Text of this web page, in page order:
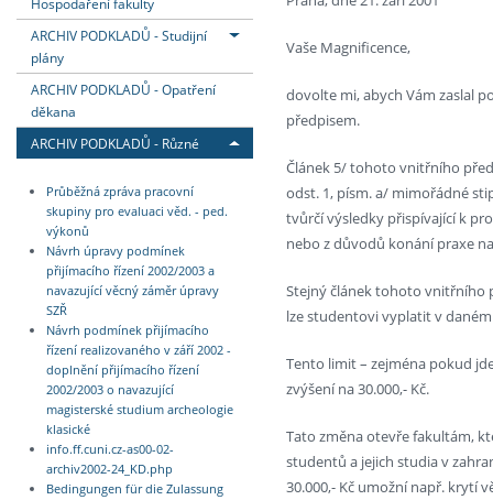
Hospodaření fakulty
ARCHIV PODKLADŮ - Studijní
plány
ARCHIV PODKLADŮ - Opatření
děkana
ARCHIV PODKLADŮ - Různé
Průběžná zpráva pracovní
skupiny pro evaluaci věd. - ped.
výkonů
Návrh úpravy podmínek
přijímacího řízení 2002/2003 a
navazující věcný záměr úpravy
SZŘ
Návrh podmínek přijímacího
řízení realizovaného v září 2002 -
doplnění přijímacího řízení
2002/2003 o navazující
magisterské studium archeologie
klasické
info.ff.cuni.cz-as00-02-
archiv2002-24_KD.php
Bedingungen für die Zulassung
Vaše Magnificence,
dovolte mi, abych Vám zaslal
předpisem.
Článek 5/ tohoto vnitřního
odst. 1, písm. a/ mimořádné
tvůrčí výsledky přispívající k
nebo z důvodů konání praxe
Stejný článek tohoto vnitřního
lze studentovi vyplatit v daném
Tento limit – zejména pokud
zvýšení na 30.000,- Kč.
Tato změna otevře fakultám,
studentů a jejich studia v
30.000,- Kč umožní např. krytí